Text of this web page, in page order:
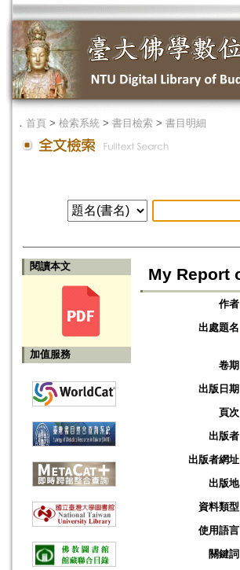
． 首頁 > 檢索系統 > 書目檢索 > 書目明細
閱讀本文
加值服務
My Report
作者
出處題名
卷期
出版日期
頁次
出版者
出版者網址
出版地
資料類型
使用語言
關鍵詞